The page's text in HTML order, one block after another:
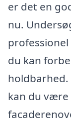
er det en
nu.
du kan
kan du være